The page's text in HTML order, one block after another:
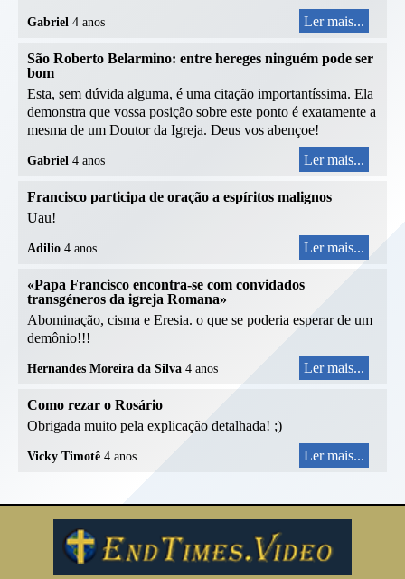
Gabriel 4 anos Ler mais...
São Roberto Belarmino: entre hereges ninguém pode ser
bom
Esta, sem dúvida alguma, é uma citação importantíssima. Ela
demonstra que vossa posição sobre este ponto é exatamente a
mesma de um Doutor da Igreja. Deus vos abençoe!
Gabriel 4 anos Ler mais...
Francisco participa de oração a espíritos malignos
Uau!
Adilio 4 anos Ler mais...
«Papa Francisco encontra-se com convidados
transgéneros da igreja Romana»
Abominação, cisma e Eresia. o que se poderia esperar de um
demônio!!!
Hernandes Moreira da Silva 4 anos Ler mais...
Como rezar o Rosário
Obrigada muito pela explicação detalhada! ;)
Vicky Timotê 4 anos Ler mais...